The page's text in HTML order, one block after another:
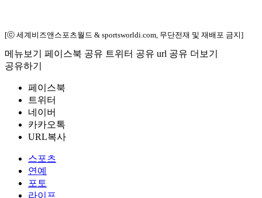
[ⓒ 세계비즈앤스포츠월드 & sportsworldi.com, 무단전재 및 재배포 금지]
메뉴보기 페이스북 공유 트위터 공유 url 공유 더보기
공유하기
페이스북
트위터
네이버
카카오톡
URL복사
스포츠
연예
포토
라이프